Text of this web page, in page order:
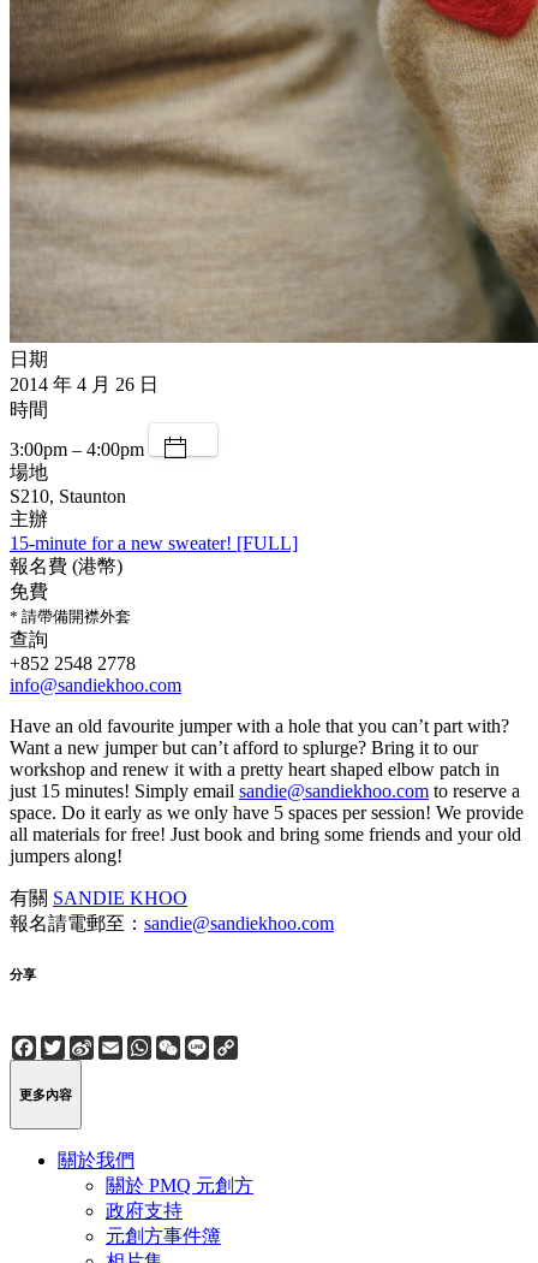
日期
2014 年 4 月 26 日
時間
3:00pm – 4:00pm
場地
S210, Staunton
主辦
15-minute for a new sweater! [FULL]
報名費 (港幣)
免費
* 請帶備開襟外套
查詢
+852 2548 2778
info@sandiekhoo.com
Have an old favourite jumper with a hole that you can’t part with?
Want a new jumper but can’t afford to splurge? Bring it to our
workshop and renew it with a pretty heart shaped elbow patch in
just 15 minutes! Simply email sandie@sandiekhoo.com to reserve a
space. Do it early as we only have 5 spaces per session! We provide
all materials for free! Just book and bring some friends and your old
jumpers along!
有關 SANDIE KHOO
報名請電郵至： sandie@sandiekhoo.com
分享
Facebook
Twitter
Sina
Weibo
EmailWhatsApp
WeChat
Line
更多內容
關於我們
關於 PMQ 元創方
政府支持
元創方事件簿